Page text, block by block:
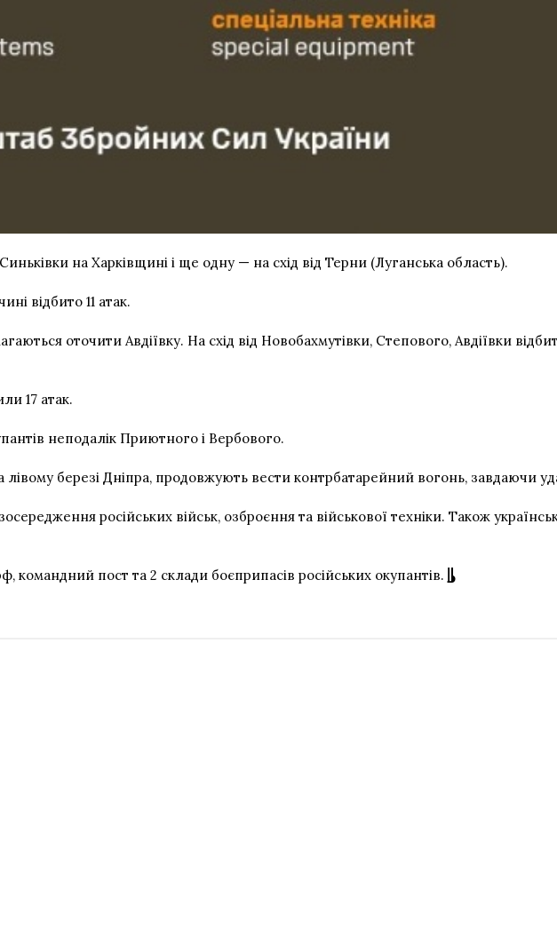
на Харківщині і ще одну — на схід від Терни (Луганська область).
відбито 11 атак.
оточити Авдіївку. На схід від Новобахмутівки, Степового, Авдіївки
17 атак.
неподалік Приютного і Вербового.
лівому березі Дніпра, продовжують вести контрбатарейний вогонь, завдаючи
російських військ, озброєння та військової техніки. Також
командний пост та 2 склади боєприпасів російських окупантів.